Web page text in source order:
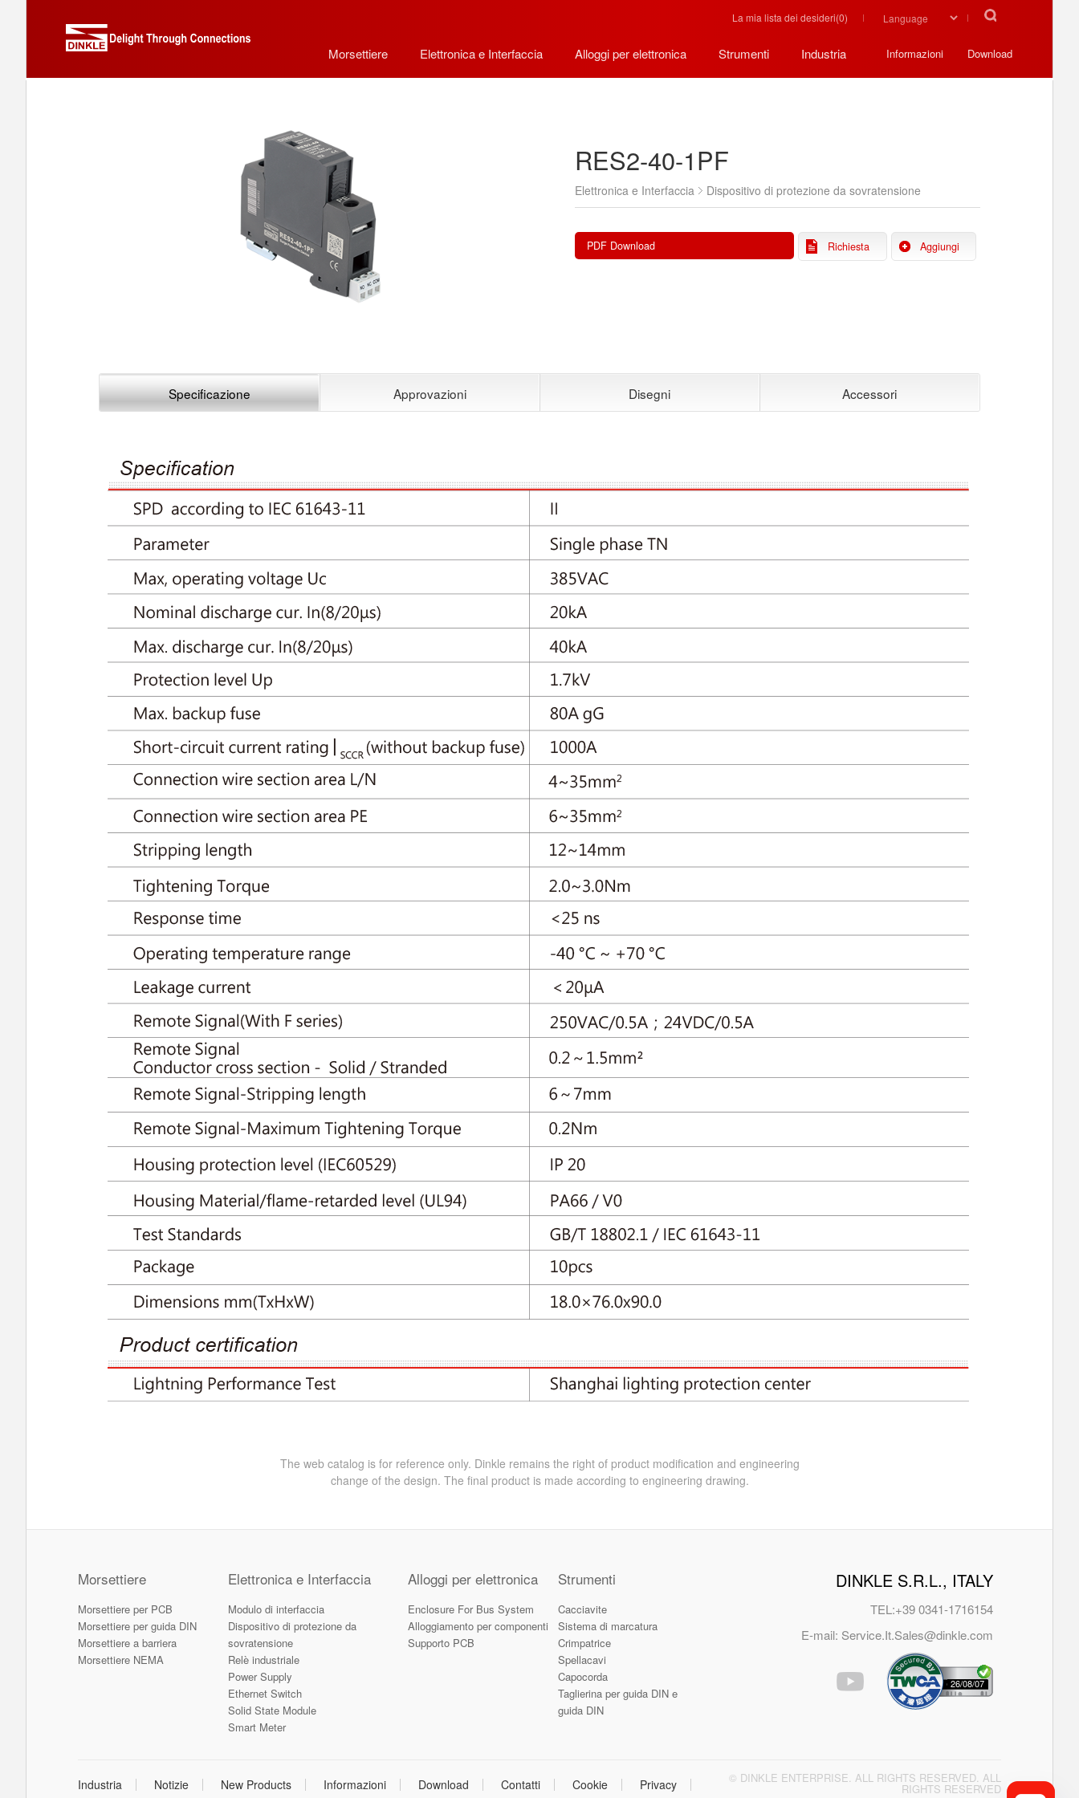
La mia lista dei desideri(0)
Morsettiere Elettronica e Interfaccia Alloggi per elettronica Strumenti Industria Informazioni Download
RES2-40-1PF
Elettronica e Interfaccia Dispositivo di protezione da sovratensione
PDF Download Richiesta Aggiungi
Specificazione Approvazioni Disegni Accessori
The web catalog is for reference only. Dinkle remains the right of product modification and engineering
change of the design. The final product is made according to engineering drawing.
Morsettiere
Morsettiere per PCB
Morsettiere per guida DIN
Morsettiere a barriera
Morsettiere NEMA
Elettronica e Interfaccia
Modulo di interfaccia
Dispositivo di protezione da
sovratensione
Relè industriale
Power Supply
Ethernet Switch
Solid State Module
Smart Meter
Alloggi per elettronica
Enclosure For Bus System
Alloggiamento per componenti
Supporto PCB
Strumenti
Cacciavite
Sistema di marcatura
Crimpatrice
Spellacavi
Capocorda
Taglierina per guida DIN e
guida DIN
DINKLE S.R.L., ITALY
TEL:+39 0341-1716154
E-mail: Service.It.Sales@dinkle.com
26/08/07
Industria Notizie New Products Informazioni Download Contatti Cookie Privacy © DINKLE ENTERPRISE. ALL RIGHTS RESERVED. ALL
RIGHTS RESERVED